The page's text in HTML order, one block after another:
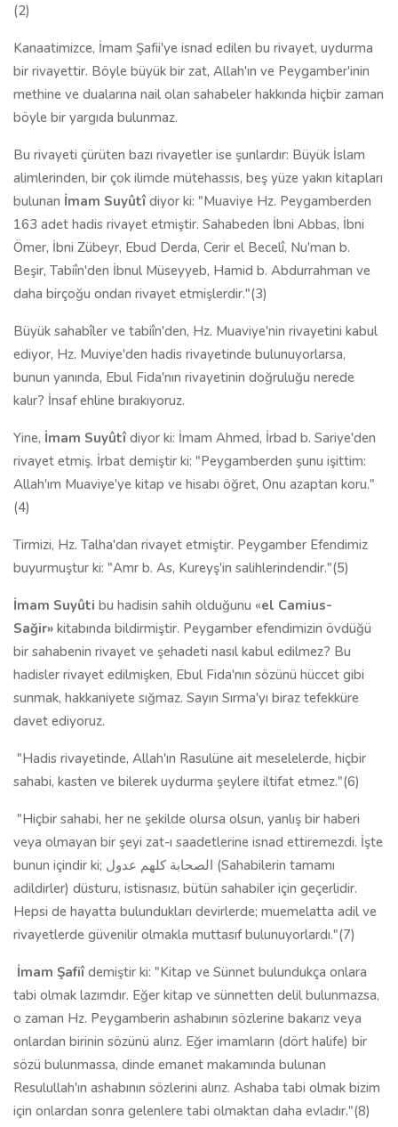
(2)
Kanaatimizce, İmam Şafii'ye isnad edilen bu rivayet, uydurma
bir rivayettir. Böyle büyük bir zat, Allah'ın ve Peygamber'inin
methine ve dualarına nail olan sahabeler hakkında hiçbir zaman
böyle bir yargıda bulunmaz.
Bu rivayeti çürüten bazı rivayetler ise şunlardır: Büyük İslam
alimlerinden, bir çok ilimde mütehassıs, beş yüze yakın kitapları
bulunan İmam Suyûtî diyor ki: "Muaviye Hz. Peygamberden
163 adet hadis rivayet etmiştir. Sahabeden İbni Abbas, İbni
Ömer, İbni Zübeyr, Ebud Derda, Cerir el Becelî, Nu'man b.
Beşir, Tabiîn'den İbnul Müseyyeb, Hamid b. Abdurrahman ve
daha birçoğu ondan rivayet etmişlerdir."(3)
Büyük sahabîler ve tabiîn'den, Hz. Muaviye'nin rivayetini kabul
ediyor, Hz. Muviye'den hadis rivayetinde bulunuyorlarsa,
bunun yanında, Ebul Fida'nın rivayetinin doğruluğu nerede
kalır? İnsaf ehline bırakıyoruz.
Yine, İmam Suyûtî diyor ki: İmam Ahmed, İrbad b. Sariye'den
rivayet etmiş. İrbat demiştir ki: "Peygamberden şunu işittim:
Allah'ım Muaviye'ye kitap ve hisabı öğret, Onu azaptan koru."
(4)
Tirmizi, Hz. Talha'dan rivayet etmiştir. Peygamber Efendimiz
buyurmuştur ki: "Amr b. As, Kureyş'in salihlerindendir."(5)
İmam Suyûti bu hadisin sahih olduğunu «el Camius-
Sağir» kitabında bildirmiştir. Peygamber efendimizin övdüğü
bir sahabenin rivayet ve şehadeti nasıl kabul edilmez? Bu
hadisler rivayet edilmişken, Ebul Fida'nın sözünü hüccet gibi
sunmak, hakkaniyete sığmaz. Sayın Sırma'yı biraz tefekküre
davet ediyoruz.
"Hadis rivayetinde, Allah'ın Rasulüne ait meselelerde, hiçbir
sahabi, kasten ve bilerek uydurma şeylere iltifat etmez."(6)
"Hiçbir sahabi, her ne şekilde olursa olsun, yanlış bir haberi
veya olmayan bir şeyi zat-ı saadetlerine isnad ettiremezdi. İşte
bunun içindir ki; الصحابة كلهم عدول (Sahabilerin tamamı
adildirler) düsturu, istisnasız, bütün sahabiler için geçerlidir.
Hepsi de hayatta bulundukları devirlerde; muemelatta adil ve
rivayetlerde güvenilir olmakla muttasıf bulunuyorlardı."(7)
İmam Şafiî demiştir ki: "Kitap ve Sünnet bulundukça onlara
tabi olmak lazımdır. Eğer kitap ve sünnetten delil bulunmazsa,
o zaman Hz. Peygamberin ashabının sözlerine bakarız veya
onlardan birinin sözünü alırız. Eğer imamların (dört halife) bir
sözü bulunmassa, dinde emanet makamında bulunan
Resulullah'ın ashabının sözlerini alırız. Ashaba tabi olmak bizim
için onlardan sonra gelenlere tabi olmaktan daha evladır."(8)